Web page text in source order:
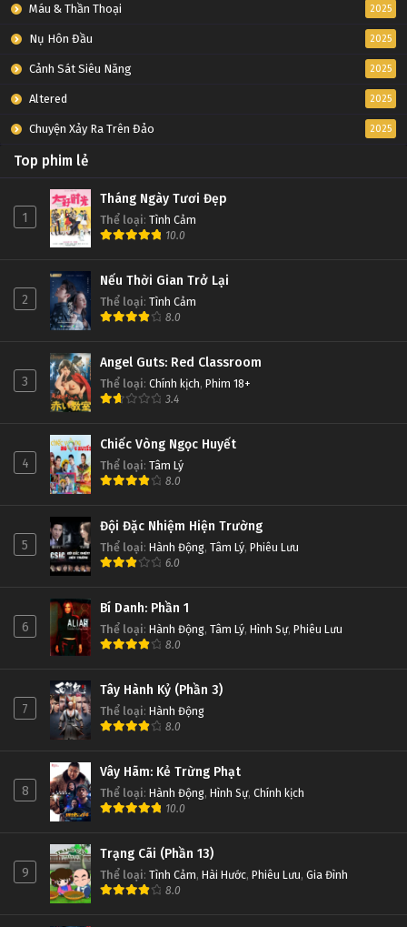
Máu & Thần Thoại 2025
Nụ Hôn Đầu 2025
Cảnh Sát Siêu Năng 2025
Altered 2025
Chuyện Xảy Ra Trên Đảo 2025
Top phim lẻ
1
Tháng Ngày Tươi Đẹp
Thể loại: Tình Cảm
10.0
2
Nếu Thời Gian Trở Lại
Thể loại: Tình Cảm
8.0
3
Angel Guts: Red Classroom
Thể loại: Chính kịch, Phim 18+
3.4
4
Chiếc Vòng Ngọc Huyết
Thể loại: Tâm Lý
8.0
5
Đội Đặc Nhiệm Hiện Trường
Thể loại: Hành Động, Tâm Lý, Phiêu Lưu
6.0
6
Bí Danh: Phần 1
Thể loại: Hành Động, Tâm Lý, Hình Sự, Phiêu Lưu
8.0
7
Tây Hành Kỷ (Phần 3)
Thể loại: Hành Động
8.0
8
Vây Hãm: Kẻ Trừng Phạt
Thể loại: Hành Động, Hình Sự, Chính kịch
10.0
9
Trạng Cãi (Phần 13)
Thể loại: Tình Cảm, Hài Hước, Phiêu Lưu, Gia Đình
8.0